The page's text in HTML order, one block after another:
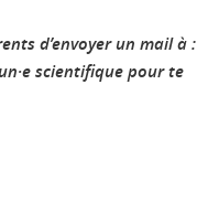
d’envoyer un mail à :
scientifique pour te